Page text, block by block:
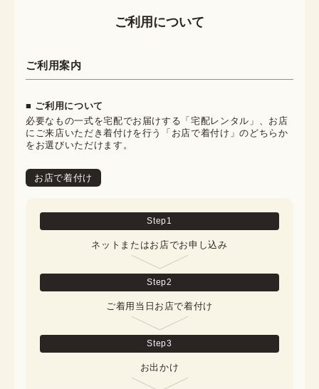
ご利用について
ご利用案内
■ ご利用について
必要なもの一式を宅配でお届けする「宅配レンタル」、お店
にご来店いただき着付けを行う「お店で着付け」のどちらか
をお選びいただけます。
お店で着付け
Step1
ネットまたはお店でお申し込み
Step2
ご着用当日お店で着付け
Step3
お出かけ